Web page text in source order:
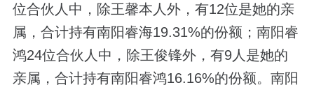
位合伙人中，除王馨本人外，有12位是她的亲
属，合计持有南阳睿海19.31%的份额；南阳睿
鸿24位合伙人中，除王俊锋外，有9人是她的
亲属，合计持有南阳睿鸿16.16%的份额。南阳